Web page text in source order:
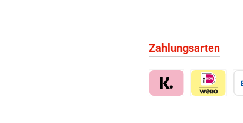
Zahlungsarten